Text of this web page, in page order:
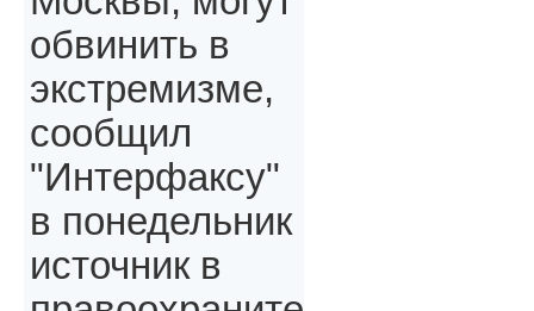
обвинить в
экстремизме,
сообщил
"Интерфаксу"
в понедельник
источник в